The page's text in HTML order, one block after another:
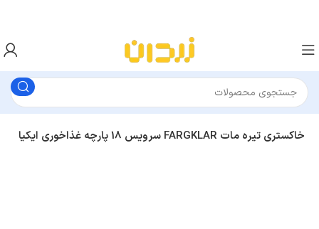
سرویس 18 پارچه غذاخوری ایکیا FARGKLAR خاکستری تیره مات